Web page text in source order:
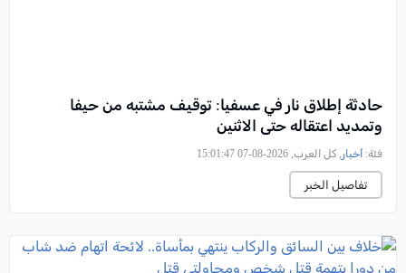
حادثة إطلاق نار في عسفيا: توقيف مشتبه من حيفا
وتمديد اعتقاله حتى الاثنين
فئة: أخبار , كل العرب, 2026-08-07 15:01:47
تفاصيل الخبر